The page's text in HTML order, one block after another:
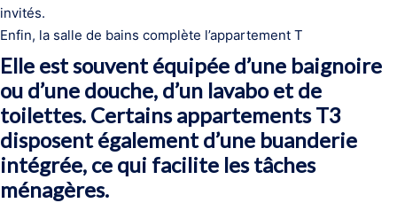
invités.
Enfin, la salle de bains complète l’appartement T
Elle est souvent équipée d’une baignoire
ou d’une douche, d’un lavabo et de
toilettes. Certains appartements T3
disposent également d’une buanderie
intégrée, ce qui facilite les tâches
ménagères.